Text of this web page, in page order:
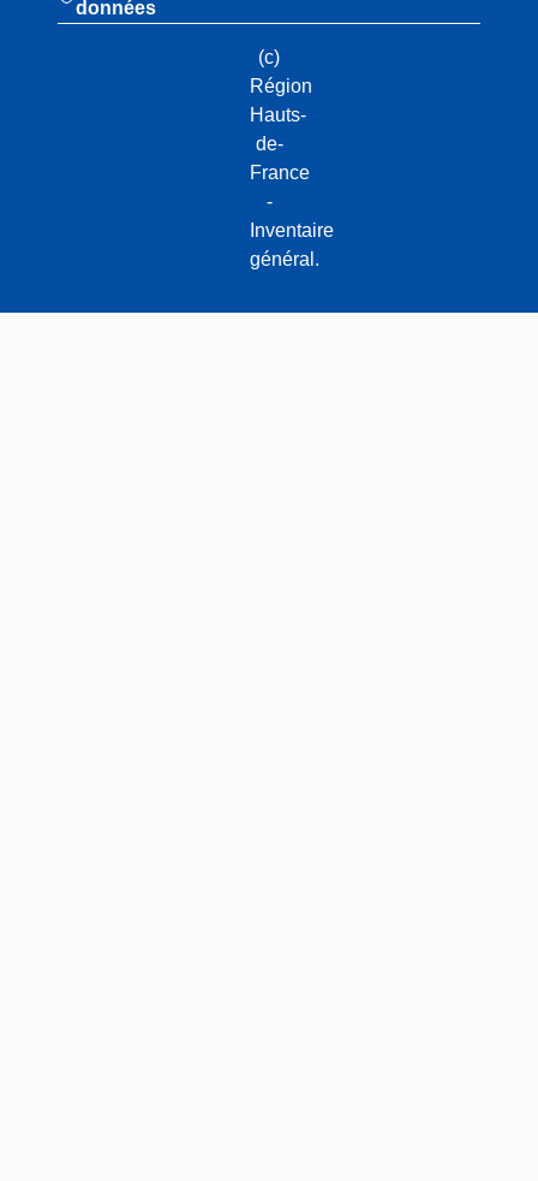
données
(c)
Région
Hauts-
de-
France
-
Inventaire
général.